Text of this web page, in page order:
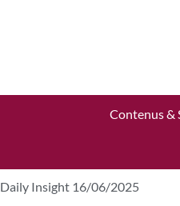
Contenus &
Daily Insight 16/06/2025